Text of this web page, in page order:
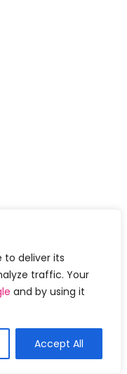
to deliver its
traffic. Your
and by using it
Accept All